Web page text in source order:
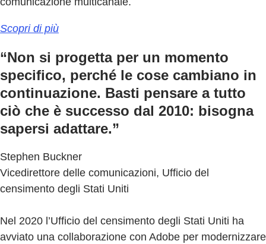
Scopri di più
“Non si progetta per un momento
specifico, perché le cose cambiano in
continuazione. Basti pensare a tutto
ciò che è successo dal 2010: bisogna
sapersi adattare.”
Stephen Buckner
Vicedirettore delle comunicazioni, Ufficio del
censimento degli Stati Uniti
Nel 2020 l’Ufficio del censimento degli Stati Uniti ha
avviato una collaborazione con Adobe per modernizzare